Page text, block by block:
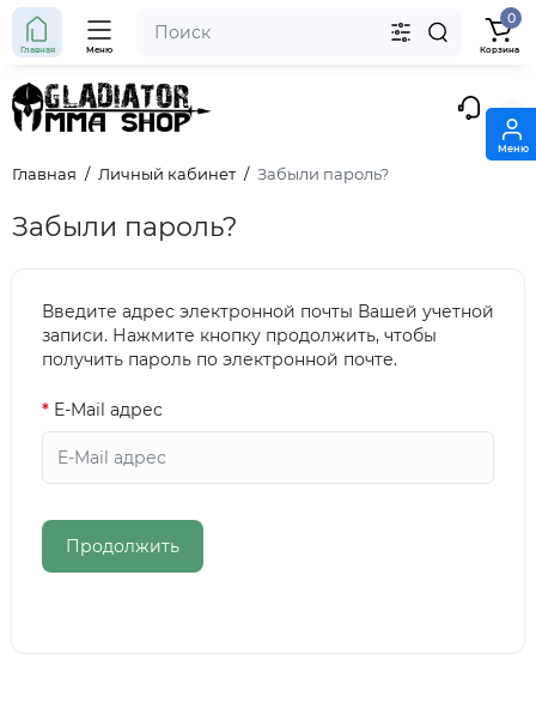
Меню
Главная Меню
0
Корзина
Главная Личный кабинет Забыли пароль?
Забыли пароль?
Введите адрес электронной почты Вашей учетной
записи. Нажмите кнопку продолжить, чтобы
получить пароль по электронной почте.
E-Mail адрес